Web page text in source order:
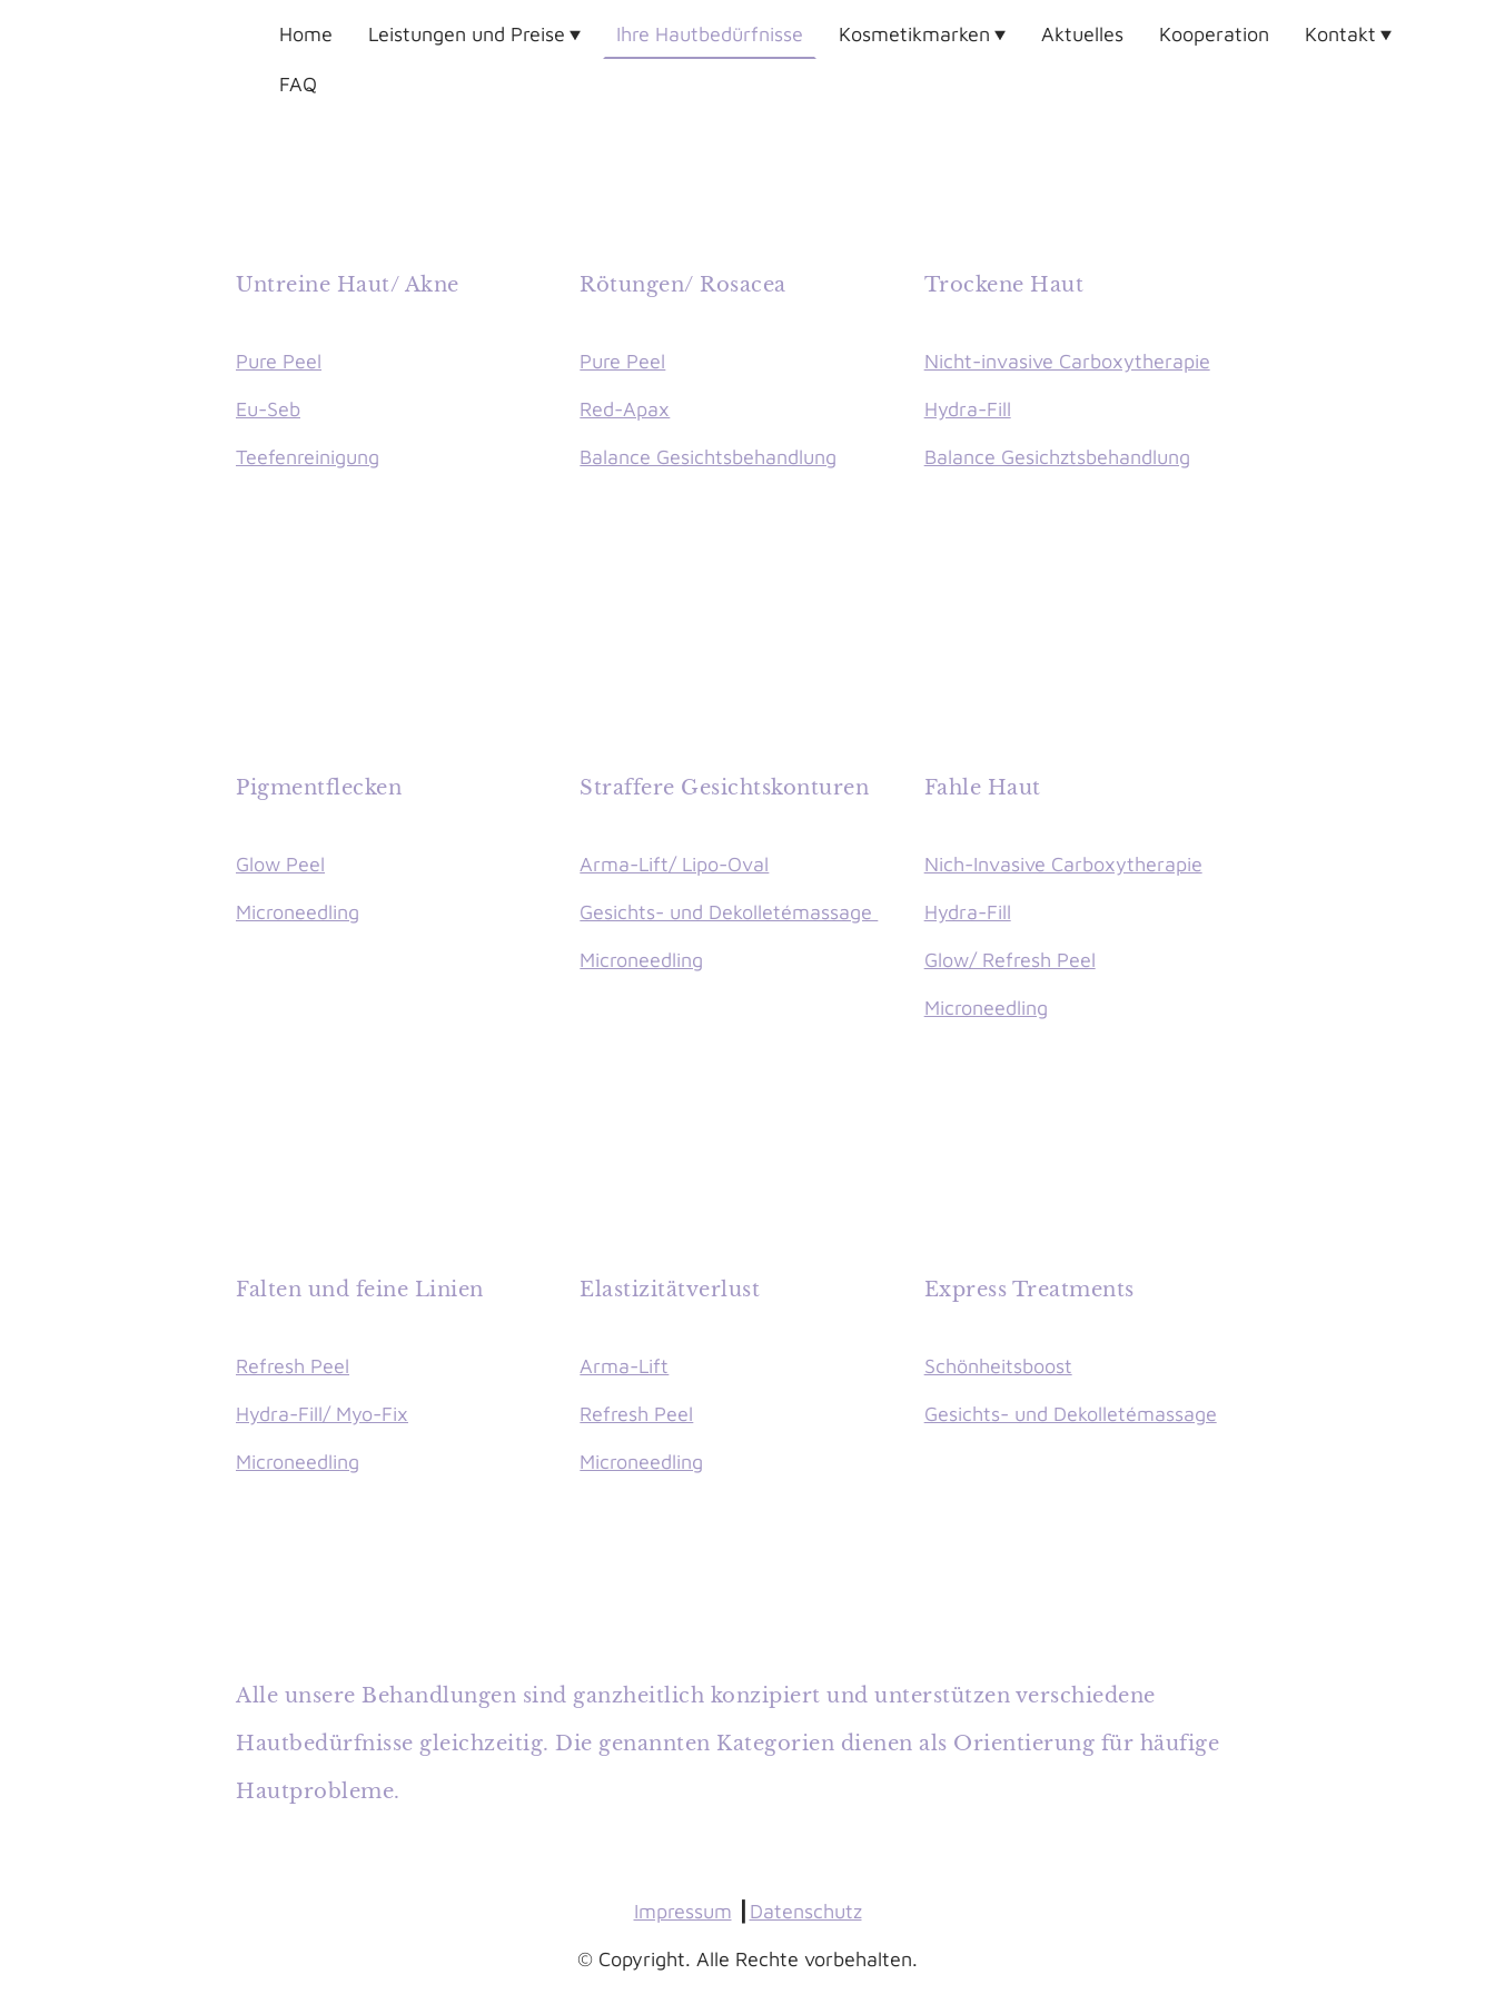
Home Leistungen und Preise Ihre Hautbedürfnisse Kosmetikmarken Aktuelles Kooperation Kontakt
FAQ
Untreine Haut/ Akne
Pure Peel
Eu-Seb
Teefenreinigung
Rötungen/ Rosacea
Pure Peel
Red-Apax
Balance Gesichtsbehandlung
Trockene Haut
Nicht-invasive Carboxytherapie
Hydra-Fill
Balance Gesichztsbehandlung
Pigmentflecken
Glow Peel
Microneedling
Straffere Gesichtskonturen
Arma-Lift/ Lipo-Oval
Gesichts- und Dekolletémassage
Microneedling
Fahle Haut
Nich-Invasive Carboxytherapie
Hydra-Fill
Glow/ Refresh Peel
Microneedling
Falten und feine Linien
Refresh Peel
Hydra-Fill/ Myo-Fix
Microneedling
Elastizitätverlust
Arma-Lift
Refresh Peel
Microneedling
Express Treatments
Schönheitsboost
Gesichts- und Dekolletémassage
Alle unsere Behandlungen sind ganzheitlich konzipiert und unterstützen verschiedene
Hautbedürfnisse gleichzeitig. Die genannten Kategorien dienen als Orientierung für häufige
Hautprobleme.
Impressum Datenschutz
© Copyright. Alle Rechte vorbehalten.